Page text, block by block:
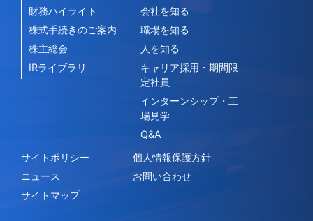
財務ハイライト
株式手続きのご案内
株主総会
IRライブラリ
会社を知る
職場を知る
人を知る
キャリア採用・期間限
定社員
インターンシップ・工
場見学
Q&A
サイトポリシー
個人情報保護方針
ニュース
お問い合わせ
サイトマップ